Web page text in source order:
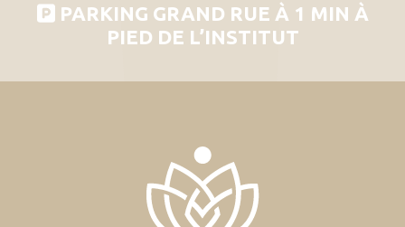
PARKING GRAND RUE À 1 MIN À
PIED DE L’INSTITUT